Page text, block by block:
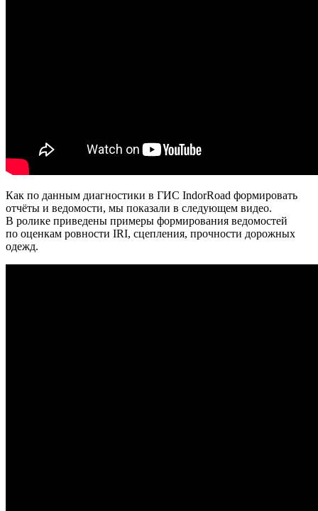
Как по данным диагностики в ГИС IndorRoad формировать
отчёты и ведомости, мы показали в следующем видео.
В ролике приведены примеры формирования ведомостей
по оценкам ровности IRI, сцепления, прочности дорожных
одежд.